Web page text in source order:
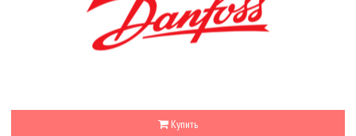
Купить